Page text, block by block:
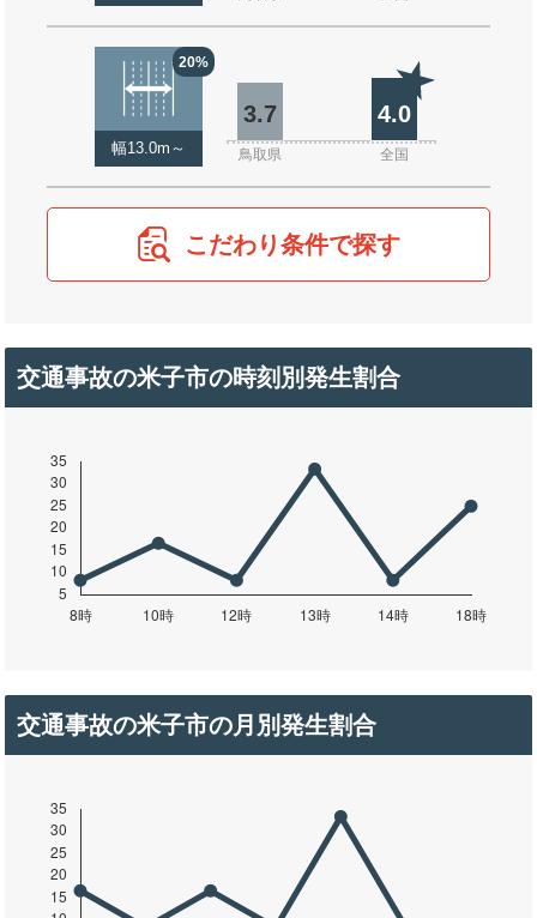
20%
幅13.0m～
3.7 4.0
鳥取県 全国
こだわり条件で探す
交通事故の米子市の時刻別発生割合
交通事故の米子市の月別発生割合